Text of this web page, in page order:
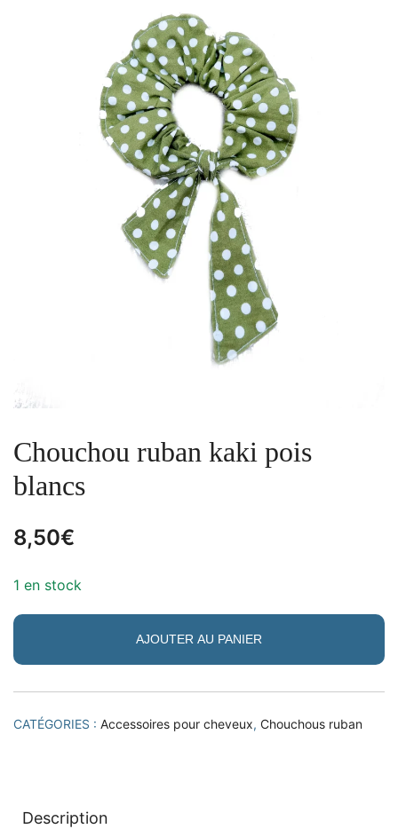
Chouchou ruban kaki pois
blancs
8,50€
1 en stock
AJOUTER AU PANIER
CATÉGORIES : Accessoires pour cheveux, Chouchous ruban
Description